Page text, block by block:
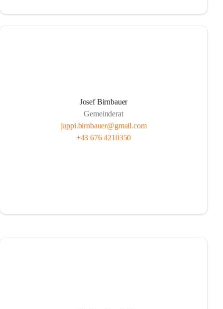
Josef Birnbauer
Gemeinderat
juppi.birnbauer@gmail.com
+43 676 4210350